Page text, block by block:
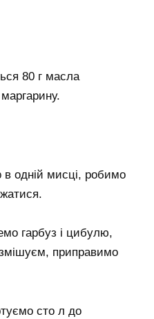
80 г масла
в одній мисці, робимо
гарбуз і цибулю,
приправимо
сто л до